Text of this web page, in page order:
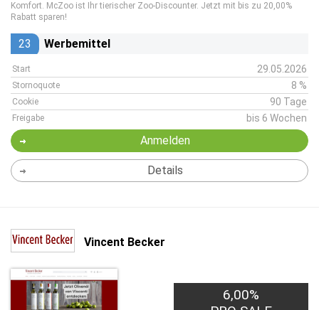
Komfort. McZoo ist Ihr tierischer Zoo-Discounter. Jetzt mit bis zu 20,00%
Rabatt sparen!
23 Werbemittel
Start 29.05.2026
Stornoquote 8 %
Cookie 90 Tage
Freigabe bis 6 Wochen
Anmelden
Details
Vincent Becker
6,00%